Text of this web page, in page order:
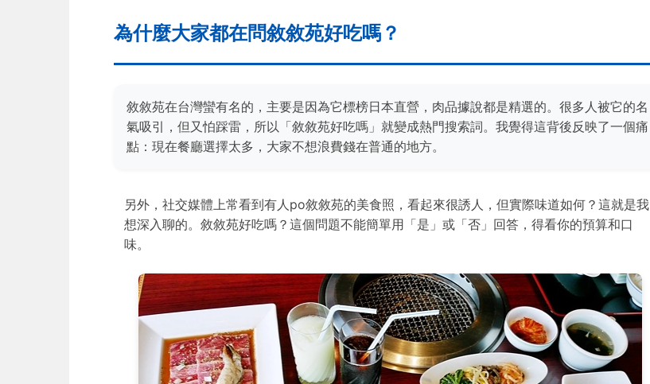
為什麼大家都在問敘敘苑好吃嗎？
敘敘苑在台灣蠻有名的，主要是因為它標榜日本直營，肉品據說都是精選的。很多人被它的名
氣吸引，但又怕踩雷，所以「敘敘苑好吃嗎」就變成熱門搜索詞。我覺得這背後反映了一個痛
點：現在餐廳選擇太多，大家不想浪費錢在普通的地方。
另外，社交媒體上常看到有人po敘敘苑的美食照，看起來很誘人，但實際味道如何？這就是我
想深入聊的。敘敘苑好吃嗎？這個問題不能簡單用「是」或「否」回答，得看你的預算和口
味。